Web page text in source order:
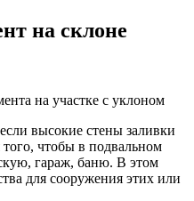
на склоне
на участке с уклоном
высокие стены заливки
того, чтобы в подвальном
гараж, баню. В этом
для сооружения этих или